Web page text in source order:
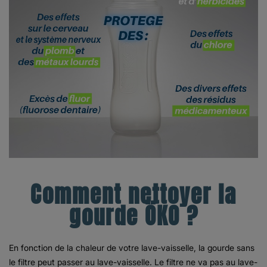
Comment nettoyer la
gourde ÖKO ?
En fonction de la chaleur de votre lave-vaisselle, la gourde sans
le filtre peut passer au lave-vaisselle. Le filtre ne va pas au lave-